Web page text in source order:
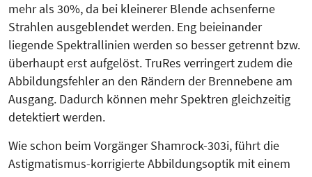
mehr als 30%, da bei kleinerer Blen­de achsenferne
Strahlen ausgeblendet werden. Eng beieinander
liegende Spektrallinien werden so besser getrennt bzw.
überhaupt erst aufgelöst. TruRes verringert zudem die
Abbildungsfehler an den Rändern der Brennebene am
Ausgang. Dadurch können mehr Spektren gleichzeitig
detektiert werden.
Wie schon beim Vorgänger Shamrock-303i, führt die
Astigmatismus-kor­rigierte Abbildungsoptik mit einem